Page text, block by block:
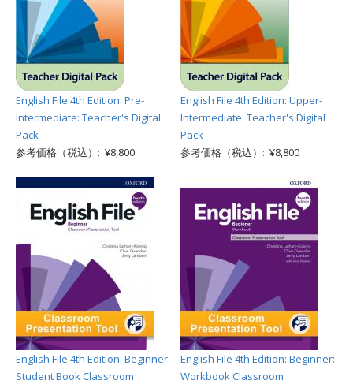
English File 4th Edition: Pre-
Intermediate: Teacher's Digital
Pack
参考価格（税込）: ¥8,800
English File 4th Edition: Upper-
Intermediate: Teacher's Digital
Pack
参考価格（税込）: ¥8,800
English File 4th Edition: Beginner:
Student Book Classroom
English File 4th Edition: Beginner:
Workbook Classroom